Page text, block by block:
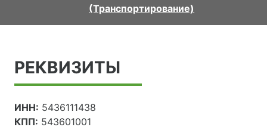
(Транспортирование)
РЕКВИЗИТЫ
ИНН: 5436111438
КПП: 543601001